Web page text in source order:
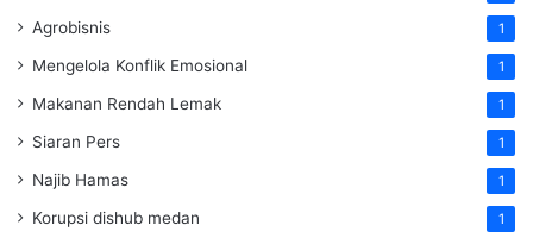
Agrobisnis 1
Mengelola Konflik Emosional 1
Makanan Rendah Lemak 1
Siaran Pers 1
Najib Hamas 1
Korupsi dishub medan 1